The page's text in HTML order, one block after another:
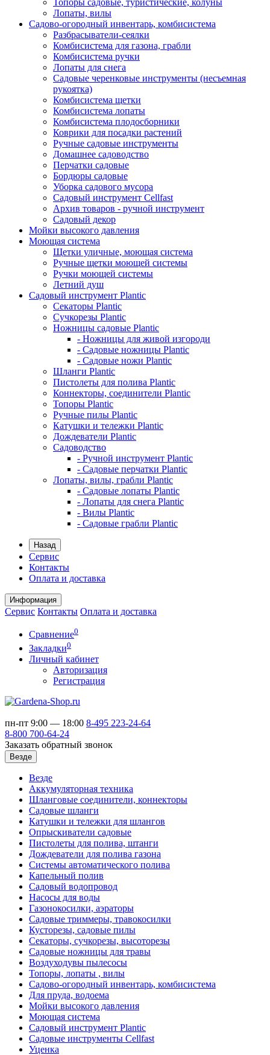
Топоры садовые, туристические, колуны
Лопаты, вилы
Садово-огородный инвентарь, комбисистема
Разбрасыватели-сеялки
Комбисистема для газона, грабли
Комбисистема ручки
Лопаты для снега
Садовые черенковые инструменты (несъемная
рукоятка)
Комбисистема щетки
Комбисистема лопаты
Комбисистема плодосборники
Коврики для посадки растений
Ручные садовые инструменты
Домашнее садоводство
Перчатки садовые
Бордюры садовые
Уборка садового мусора
Садовый инструмент Cellfast
Архив товаров - ручной инструмент
Садовый декор
Мойки высокого давления
Моющая система
Щетки уличные, моющая система
Ручные щетки моющей системы
Ручки моющей системы
Летний душ
Садовый инструмент Plantic
Секаторы Plantic
Сучкорезы Plantic
Ножницы садовые Plantic
- Ножницы для живой изгороди
- Садовые ножницы Plantic
- Садовые ножи Plantic
Шланги Plantic
Пистолеты для полива Plantic
Коннекторы, соединители Plantic
Топоры Plantic
Ручные пилы Plantic
Катушки и тележки Plantic
Дождеватели Plantic
Садоводство
- Ручной инструмент Plantic
- Садовые перчатки Plantic
Лопаты, вилы, грабли Plantic
- Садовые лопаты Plantic
- Лопаты для снега Plantic
- Вилы Plantic
- Садовые грабли Plantic
Назад
Сервис
Контакты
Оплата и доставка
Информация
Сервис Контакты Оплата и доставка
Сравнение0
Закладки0
Личный кабинет
Авторизация
Регистрация
пн-пт 9:00 — 18:00 8-495 223-24-64
8-800 700-64-24
Заказать обратный звонок
Везде
Везде
Аккумуляторная техника
Шланговые соединители, коннекторы
Садовые шланги
Катушки и тележки для шлангов
Опрыскиватели садовые
Пистолеты для полива, штанги
Дождеватели для полива газона
Системы автоматического полива
Капельный полив
Садовый водопровод
Насосы для воды
Газонокосилки, аэраторы
Садовые триммеры, травокосилки
Кусторезы, садовые пилы
Секаторы, сучкорезы, высоторезы
Садовые ножницы для травы
Воздуходувы пылесосы
Топоры, лопаты , вилы
Садово-огородный инвентарь, комбисистема
Для пруда, водоема
Мойки высокого давления
Моющая система
Садовый инструмент Plantic
Садовые инструменты Cellfast
Уценка